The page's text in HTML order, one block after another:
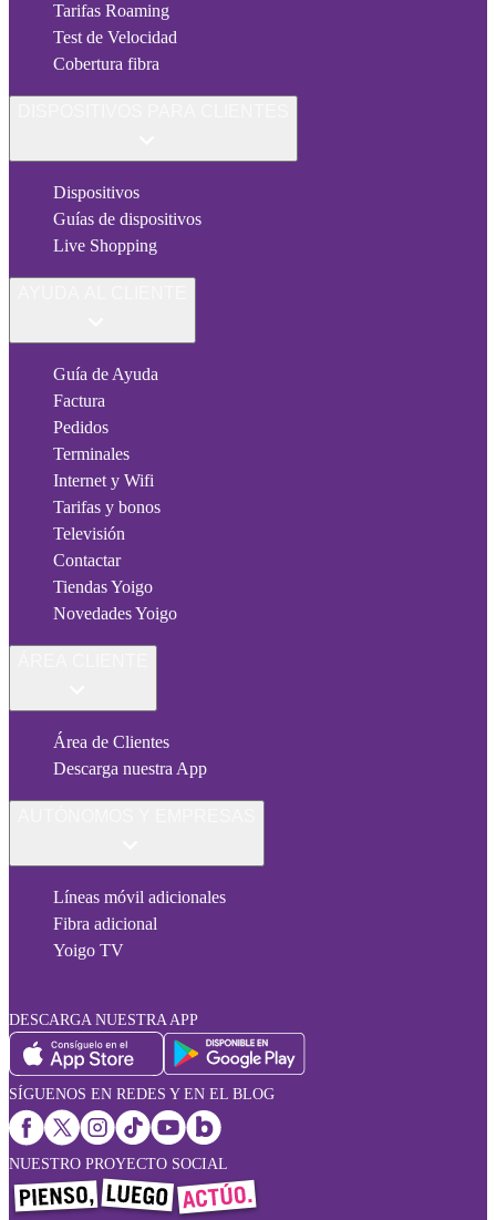
Tarifas Roaming
Test de Velocidad
Cobertura fibra
Dispositivos
Guías de dispositivos
Live Shopping
Guía de Ayuda
Factura
Pedidos
Terminales
Internet y Wifi
Tarifas y bonos
Televisión
Contactar
Tiendas Yoigo
Novedades Yoigo
Área de Clientes
Descarga nuestra App
Líneas móvil adicionales
Fibra adicional
Yoigo TV
DESCARGA NUESTRA APP
SÍGUENOS EN REDES Y EN EL BLOG
NUESTRO PROYECTO SOCIAL